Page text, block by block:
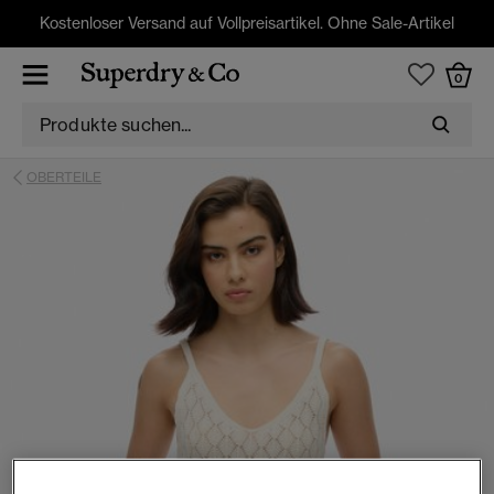
Kostenloser Versand auf Vollpreisartikel. Ohne Sale-Artikel
0
OBERTEILE